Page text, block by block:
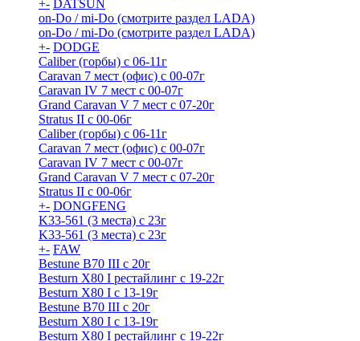
+- DATSUN
on-Do / mi-Do (смотрите раздел LADA)
on-Do / mi-Do (смотрите раздел LADA)
+- DODGE
Caliber (горбы) с 06-11г
Caravan 7 мест (офис) с 00-07г
Caravan IV 7 мест с 00-07г
Grand Caravan V 7 мест с 07-20г
Stratus II с 00-06г
Caliber (горбы) с 06-11г
Caravan 7 мест (офис) с 00-07г
Caravan IV 7 мест с 00-07г
Grand Caravan V 7 мест с 07-20г
Stratus II с 00-06г
+- DONGFENG
K33-561 (3 места) с 23г
K33-561 (3 места) с 23г
+- FAW
Bestune B70 III с 20г
Besturn X80 I рестайлинг с 19-22г
Besturn X80 I с 13-19г
Bestune B70 III с 20г
Besturn X80 I с 13-19г
Besturn X80 I рестайлинг с 19-22г